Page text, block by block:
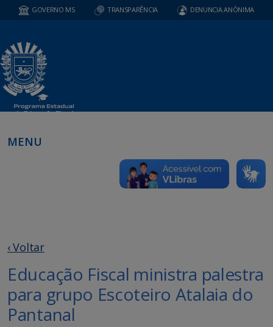
GOVERNO MS TRANSPARÊNCIA DENUNCIA ANÔNIMA
MENU
‹ Voltar
Educação Fiscal ministra palestra
para grupo Escoteiro Atalaia do
Pantanal